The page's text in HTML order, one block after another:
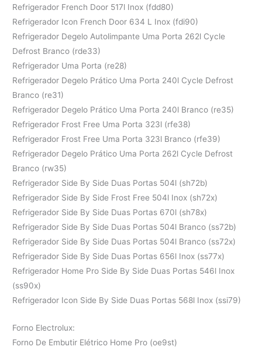
Refrigerador French Door 517l Inox (fdd80)
Refrigerador Icon French Door 634 L Inox (fdi90)
Refrigerador Degelo Autolimpante Uma Porta 262l Cycle
Defrost Branco (rde33)
Refrigerador Uma Porta (re28)
Refrigerador Degelo Prático Uma Porta 240l Cycle Defrost
Branco (re31)
Refrigerador Degelo Prático Uma Porta 240l Branco (re35)
Refrigerador Frost Free Uma Porta 323l (rfe38)
Refrigerador Frost Free Uma Porta 323l Branco (rfe39)
Refrigerador Degelo Prático Uma Porta 262l Cycle Defrost
Branco (rw35)
Refrigerador Side By Side Duas Portas 504l (sh72b)
Refrigerador Side By Side Frost Free 504l Inox (sh72x)
Refrigerador Side By Side Duas Portas 670l (sh78x)
Refrigerador Side By Side Duas Portas 504l Branco (ss72b)
Refrigerador Side By Side Duas Portas 504l Branco (ss72x)
Refrigerador Side By Side Duas Portas 656l Inox (ss77x)
Refrigerador Home Pro Side By Side Duas Portas 546l Inox
(ss90x)
Refrigerador Icon Side By Side Duas Portas 568l Inox (ssi79)
Forno Electrolux:
Forno De Embutir Elétrico Home Pro (oe9st)